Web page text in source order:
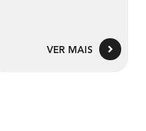
VER MAIS